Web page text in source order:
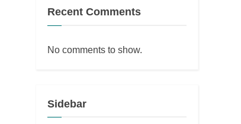
Recent Comments
No comments to show.
Sidebar